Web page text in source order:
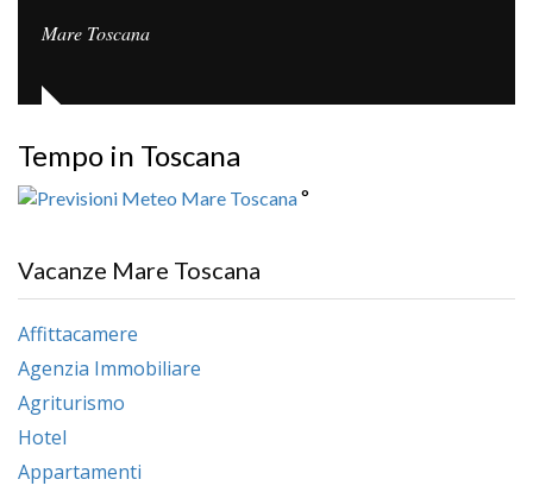
Mare Toscana
Tempo in Toscana
°
Vacanze Mare Toscana
Affittacamere
Agenzia Immobiliare
Agriturismo
Hotel
Appartamenti